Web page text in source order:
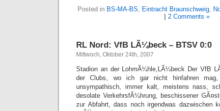
Posted in BS-MA-BS, Eintracht Braunschweig,
2 Comments »
RL Nord: VfB LÃ¼beck – BTSV 0:0
Mittwoch, Oktober 24th, 2007
Stadion an der LohmÃ¼hle,LÃ¼beck Der VfB
der Clubs, wo ich gar nicht hinfahren
unsympathisch, immer kalt, meistens nass,
desolate VerkehrsfÃ¼hrung, beschissener
zur Abfahrt, dass noch irgendwas dazwischen